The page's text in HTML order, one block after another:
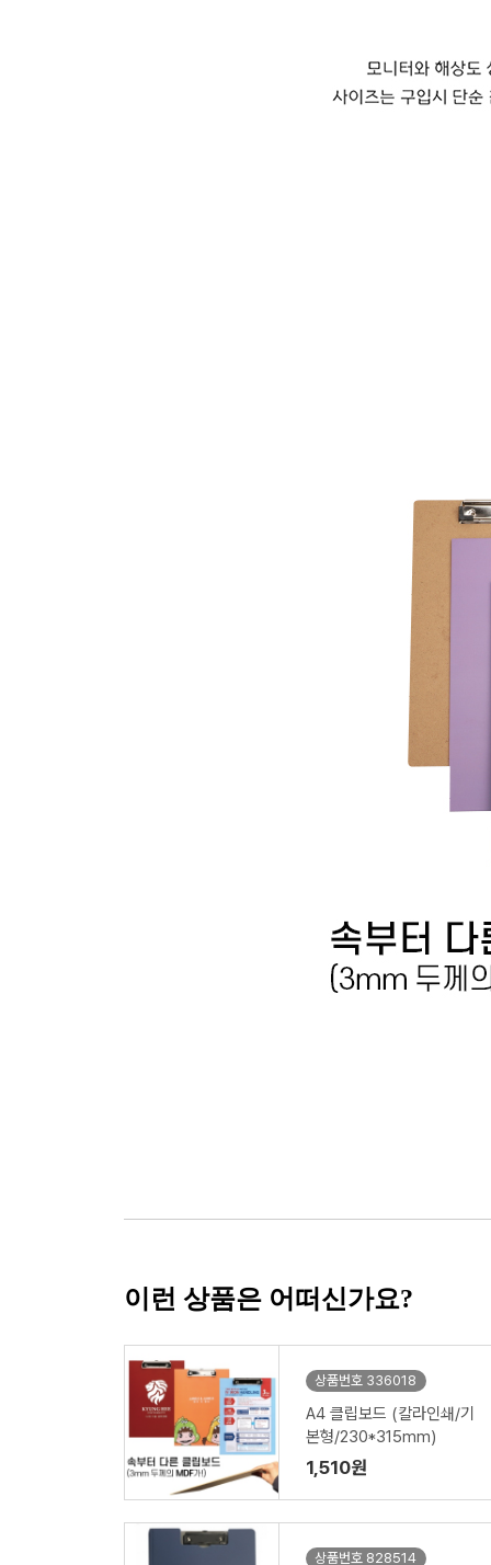
이런 상품은 어떠신가요?
상품번호 336018
A4 클립보드 (칼라인쇄/기
본형/230*315mm)
1,510원
상품번호 828514